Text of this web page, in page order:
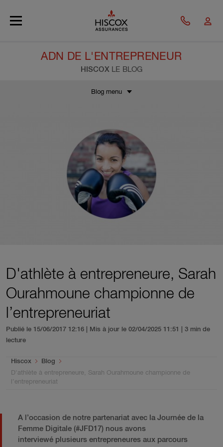
ADN DE L'ENTREPRENEUR
HISCOX LE BLOG
Blog menu
D'athlète à entrepreneure, Sarah
Ourahmoune championne de
l’entrepreneuriat
Publié le 15/06/2017 12:16 | Mis à jour le 02/04/2025 11:51
| 3 min de
lecture
You are here:
Hiscox
Blog
D'athlète à entrepreneure, Sarah Ourahmoune championne de
l’entrepreneuriat
A l’occasion de notre partenariat avec la Journée de la
Femme Digitale (#JFD17) nous avons
interviewé plusieurs entrepreneures aux parcours